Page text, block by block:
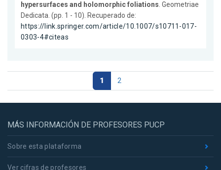
hypersurfaces and holomorphic foliations. Geometriae
Dedicata. (pp. 1 - 10). Recuperado de:
https://link.springer.com/article/10.1007/s10711-017-
0303-4#citeas
1 2
MÁS INFORMACIÓN DE PROFESORES PUCP
Sobre esta plataforma
Ver cifras de profesores